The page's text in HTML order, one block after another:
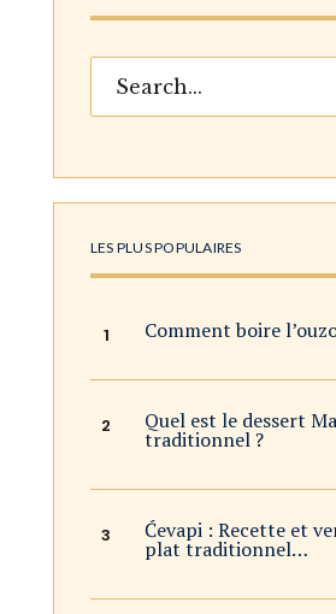
LES PLUS POPULAIRES
Comment boire
Quel est le dessert
traditionnel ?
Ćevapi : Recette et
plat traditionnel…